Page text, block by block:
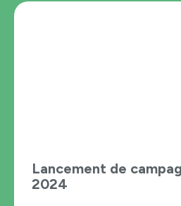
Lancement de
2024